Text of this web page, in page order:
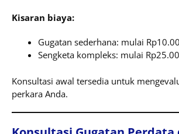
Kisaran biaya:
Gugatan sederhana: mulai
Sengketa kompleks: mulai
Konsultasi awal tersedia untuk
perkara Anda.